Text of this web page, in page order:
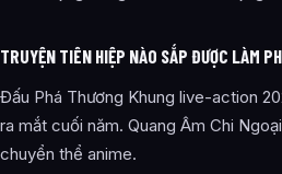
TRUYỆN TIÊN HIỆP NÀO SẮP ĐƯỢC LÀM
Đấu Phá Thương Khung live-action
ra mắt cuối năm. Quang Âm Chi
chuyển thể anime.